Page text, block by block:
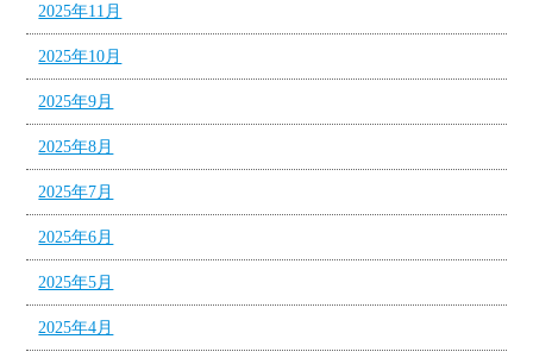
2025年11月
2025年10月
2025年9月
2025年8月
2025年7月
2025年6月
2025年5月
2025年4月